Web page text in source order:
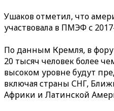
Ушаков отметил, что
участвовала в ПМЭФ с
По данным Кремля, в
20 тысяч человек более
высоком уровне будут
включая страны СНГ,
Африки и Латинской